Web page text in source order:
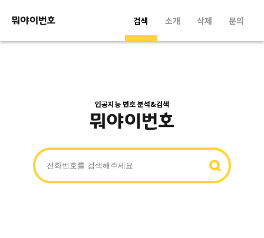
검색 소개 삭제 문의
인공지능 번호 분석&검색